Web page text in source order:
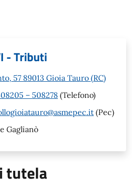
- Tributi
57 89013 Gioia Tauro (RC)
– 508278 (Telefono)
(Pec)
Gaglianò
tutela